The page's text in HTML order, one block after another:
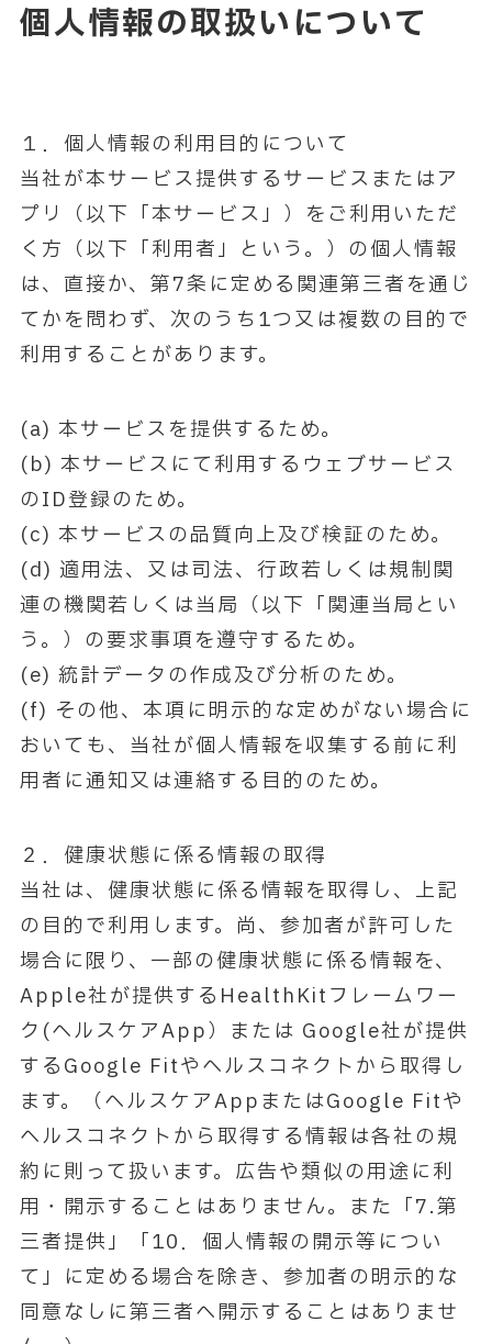
個人情報の取扱いについて
１．個人情報の利用目的について
当社が本サービス提供するサービスまたはア
プリ（以下「本サービス」）をご利用いただ
く方（以下「利用者」という。）の個人情報
は、直接か、第7条に定める関連第三者を通じ
てかを問わず、次のうち1つ又は複数の目的で
利用することがあります。
(a) 本サービスを提供するため。
(b) 本サービスにて利用するウェブサービス
のID登録のため。
(c) 本サービスの品質向上及び検証のため。
(d) 適用法、又は司法、行政若しくは規制関
連の機関若しくは当局（以下「関連当局とい
う。）の要求事項を遵守するため。
(e) 統計データの作成及び分析のため。
(f) その他、本項に明示的な定めがない場合に
おいても、当社が個人情報を収集する前に利
用者に通知又は連絡する目的のため。
２．健康状態に係る情報の取得
当社は、健康状態に係る情報を取得し、上記
の目的で利用します。尚、参加者が許可した
場合に限り、一部の健康状態に係る情報を、
Apple社が提供するHealthKitフレームワー
ク(ヘルスケアApp）または Google社が提供
するGoogle Fitやヘルスコネクトから取得し
ます。（ヘルスケアAppまたはGoogle Fitや
ヘルスコネクトから取得する情報は各社の規
約に則って扱います。広告や類似の用途に利
用・開示することはありません。また「7.第
三者提供」「10．個人情報の開示等につい
て」に定める場合を除き、参加者の明示的な
同意なしに第三者へ開示することはありませ